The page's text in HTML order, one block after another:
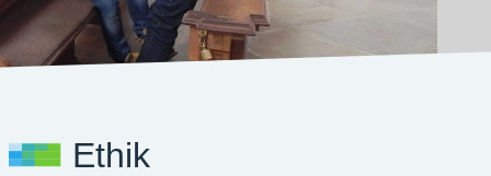
Ethik